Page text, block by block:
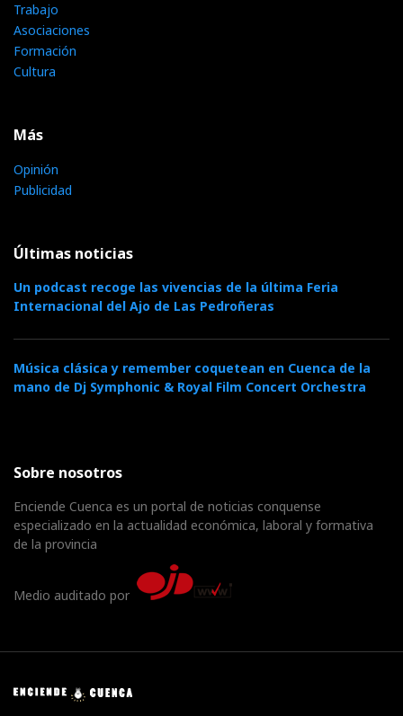
Trabajo
Asociaciones
Formación
Cultura
Más
Opinión
Publicidad
Últimas noticias
Un podcast recoge las vivencias de la última Feria
Internacional del Ajo de Las Pedroñeras
Música clásica y remember coquetean en Cuenca de la
mano de Dj Symphonic & Royal Film Concert Orchestra
Sobre nosotros
Enciende Cuenca es un portal de noticias conquense
especializado en la actualidad económica, laboral y formativa
de la provincia
Medio auditado por